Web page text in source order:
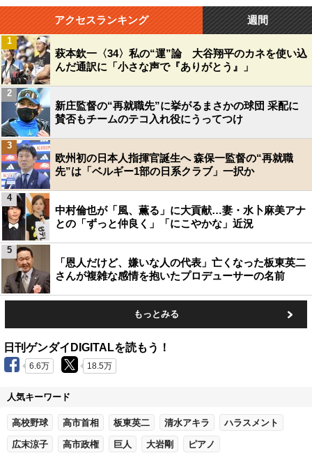
アクセスランキング 週間
萩本欽一〈34〉私の“運”論 大谷翔平のカネを使い込
んだ通訳に「小さな声で『ありがとう』」
1
新庄監督の“再就職先”に挙がるまさかの球団 采配に
賛否もチームのテコ入れ役にうってつけ
2
欧州初の日本人指揮官誕生へ 森保一監督の“再就職
先”は「ベルギー1部の日系クラブ」一択か
3
中村倫也が「風、薫る」に大貢献…妻・水卜麻美アナ
との「ずっと仲良く」「にこやかな」近況
4
「恩人だけど、嫌いな人の代表」亡くなった板東英二
さんが複雑な感情を抱いたプロデューサーの名前
5
もっとみる
日刊ゲンダイDIGITALを読もう！
6.6万 18.5万
人気キーワード
高校野球 高市首相 板東英二 清水アキラ ハラスメント
広末涼子 高市政権 巨人 大岩剛 ピアノ